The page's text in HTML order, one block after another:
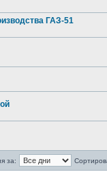
ГАЗ-51
за: